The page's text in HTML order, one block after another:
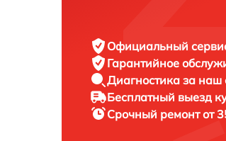
Официальный
Гарантийное
Диагностика за наш
Бесплатный выезд
Срочный ремонтот